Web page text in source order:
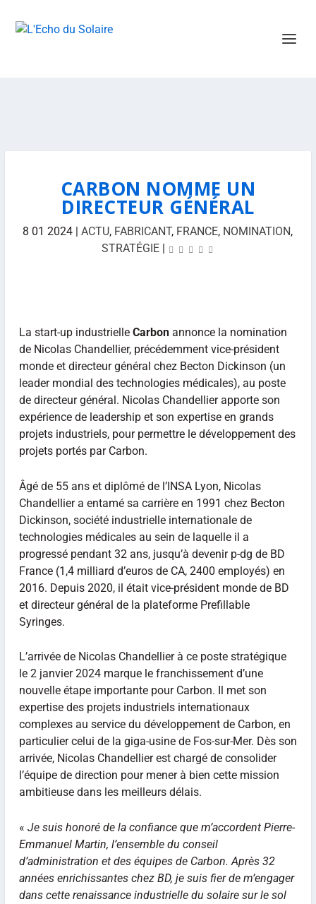
CARBON NOMME UN
DIRECTEUR GÉNÉRAL
8 01 2024 |ACTU, FABRICANT, FRANCE, NOMINATION,
STRATÉGIE|
La start-up industrielle Carbonannonce la nomination
de Nicolas Chandellier, précédemment vice-président
monde et directeur général chez Becton Dickinson (un
leader mondial des technologies médicales), au poste
de directeur général. Nicolas Chandellier apporte son
expérience de leadership et son expertise en grands
projets industriels, pour permettre le développement des
projets portés par Carbon.
Âgé de 55 ans et diplômé de l’INSA Lyon, Nicolas
Chandellier a entamé sa carrière en 1991 chez Becton
Dickinson, société industrielle internationale de
technologies médicales au sein de laquelle il a
progressé pendant 32 ans, jusqu’à devenir p-dg de BD
France (1,4 milliard d’euros de CA, 2400 employés) en
2016. Depuis 2020, il était vice-président monde de BD
et directeur général de la plateforme Prefillable
Syringes.
L’arrivée de Nicolas Chandellier à ce poste stratégique
le 2 janvier 2024 marque le franchissement d’une
nouvelle étape importante pour Carbon. Il met son
expertise des projets industriels internationaux
complexes au service du développement de Carbon, en
particulier celui de la giga-usine de Fos-sur-Mer. Dès son
arrivée, Nicolas Chandellier est chargé de consolider
l’équipe de direction pour mener à bien cette mission
ambitieuse dans les meilleurs délais.
« Je suis honoré de la confiance que m’accordent Pierre-
Emmanuel Martin, l’ensemble du conseil
d’administration et des équipes de Carbon. Après 32
années enrichissantes chez BD, je suis fier de m’engager
dans cette renaissance industrielle du solaire sur le sol